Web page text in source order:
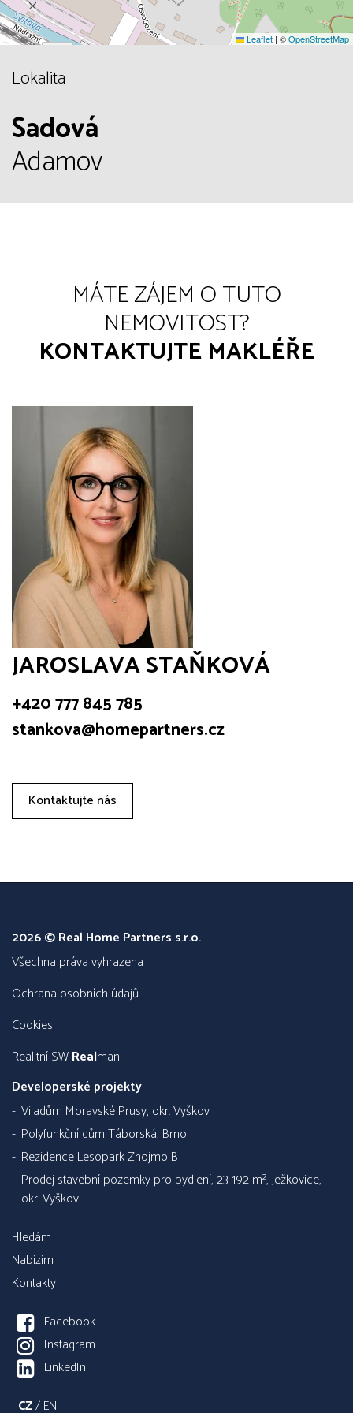
Leaflet | ©OpenStreetMap
Lokalita
Sadová
Adamov
MÁTE ZÁJEM O TUTO
NEMOVITOST?
KONTAKTUJTE MAKLÉŘE
JAROSLAVA STAŇKOVÁ
+420 777 845 785
stankova@homepartners.cz
Kontaktujte nás
2026 © Real Home Partners s.r.o.
všechna práva vyhrazena
Ochrana osobních údajů
Cookies
Realitní SWRealman
Developerské projekty
Viladům Moravské Prusy, okr. Vyškov
Polyfunkční dům Táborská, Brno
Rezidence Lesopark Znojmo B
Prodej stavební pozemky pro bydlení, 23 192 m², Ježkovice,
okr. Vyškov
Hledám
Nabízím
Kontakty
Facebook
Instagram
LinkedIn
CZ/EN